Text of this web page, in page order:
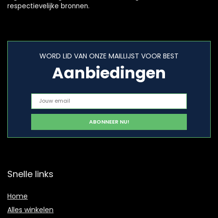
respectievelijke bronnen.
WORD LID VAN ONZE MAILLIJST VOOR BEST
Aanbiedingen
Snelle links
Home
Alles winkelen